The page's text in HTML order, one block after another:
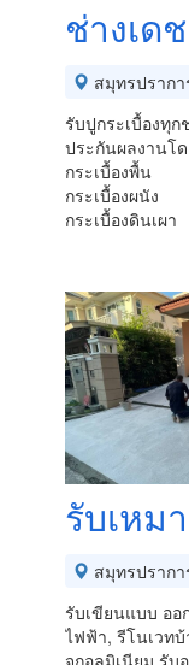
ช่างเด
สมุทรปรากา
รับปูกระเบื้องทุ
ประกันผลงานโ
กระเบื้องพื้น
กระเบื้องผนัง
กระเบื้องดินเผา
รับเหม
สมุทรปรากา
รับเขียนแบบ ออ
ไฟฟ้า, รีโนเวท
จกอลูมิเนียม รับ